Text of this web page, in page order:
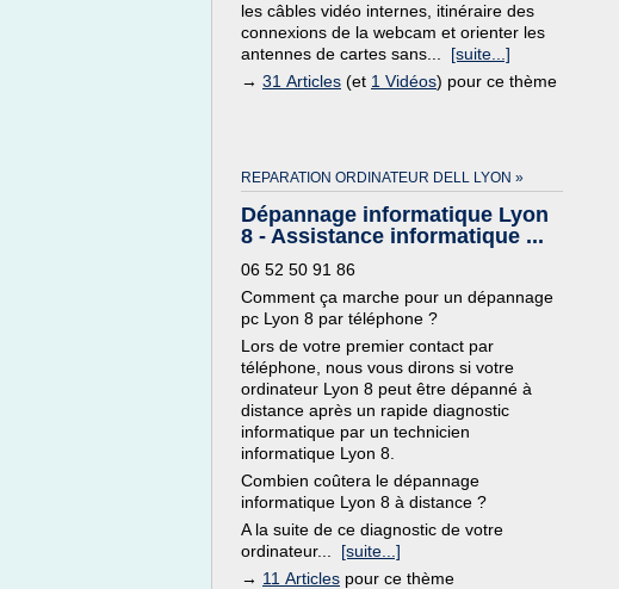
les câbles vidéo internes, itinéraire des
connexions de la webcam et orienter les
antennes de cartes sans... [suite...]
→ 31 Articles (et 1 Vidéos) pour ce thème
REPARATION ORDINATEUR DELL LYON »
Dépannage informatique Lyon
8 - Assistance informatique ...
06 52 50 91 86
Comment ça marche pour un dépannage
pc Lyon 8 par téléphone ?
Lors de votre premier contact par
téléphone, nous vous dirons si votre
ordinateur Lyon 8 peut être dépanné à
distance après un rapide diagnostic
informatique par un technicien
informatique Lyon 8.
Combien coûtera le dépannage
informatique Lyon 8 à distance ?
A la suite de ce diagnostic de votre
ordinateur... [suite...]
→ 11 Articles pour ce thème